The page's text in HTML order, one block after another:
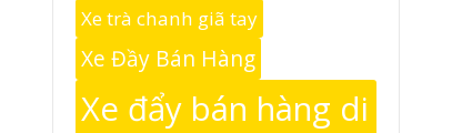
Xe trà chanh giã tay
Xe Đầy Bán Hàng
Xe đẩy bán hàng di